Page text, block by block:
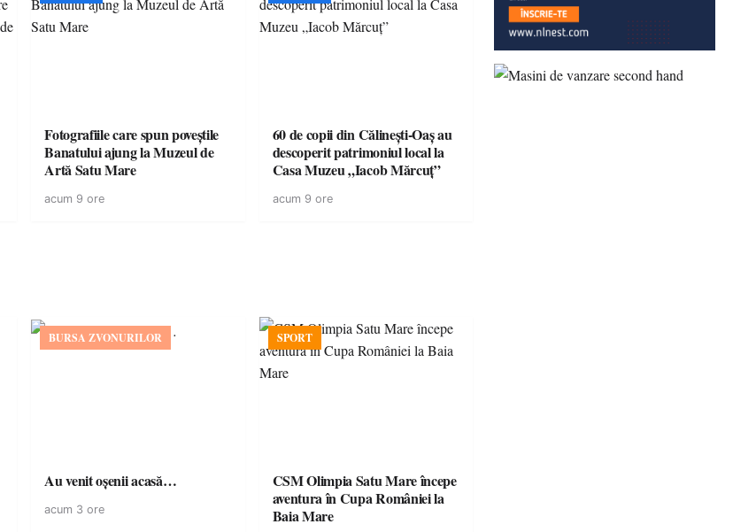
Fotografiile care spun poveștile
Banatului ajung la Muzeul de
Artă Satu Mare
acum 9 ore
60 de copii din Călinești-Oaș au
descoperit patrimoniul local la
Casa Muzeu „Iacob Mărcuț”
acum 9 ore
BURSA ZVONURILOR
Au venit oșenii acasă…
acum 3 ore
SPORT
CSM Olimpia Satu Mare începe
aventura în Cupa României la
Baia Mare